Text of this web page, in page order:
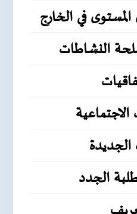
في الخارج
النشاطات
الجدد